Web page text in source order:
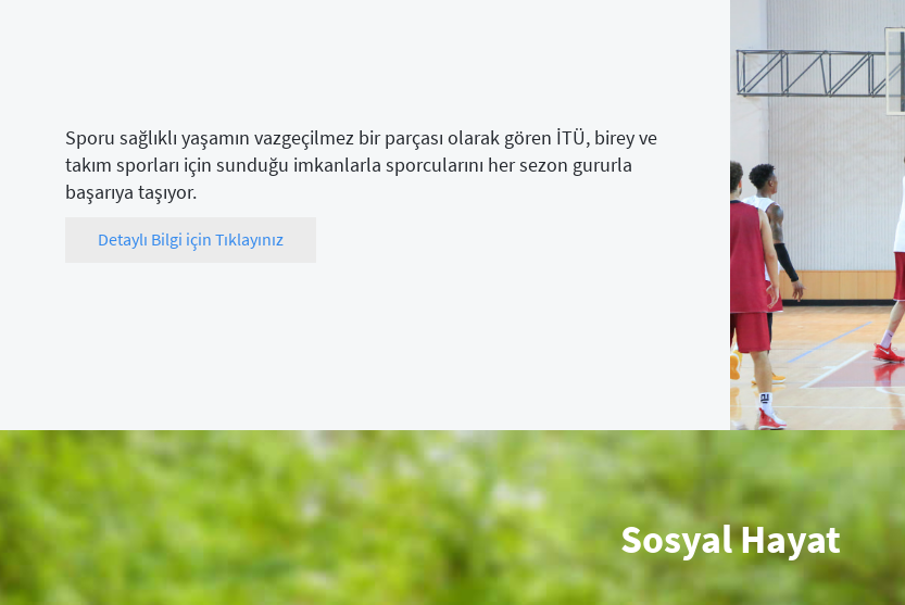
Sporu sağlıklı yaşamın vazgeçilmez bir parçası olarak gören İTÜ, birey ve
takım sporları için sunduğu imkanlarla sporcularını her sezon gururla
başarıya taşıyor.
Detaylı Bilgi için Tıklayınız
Sosyal Hayat